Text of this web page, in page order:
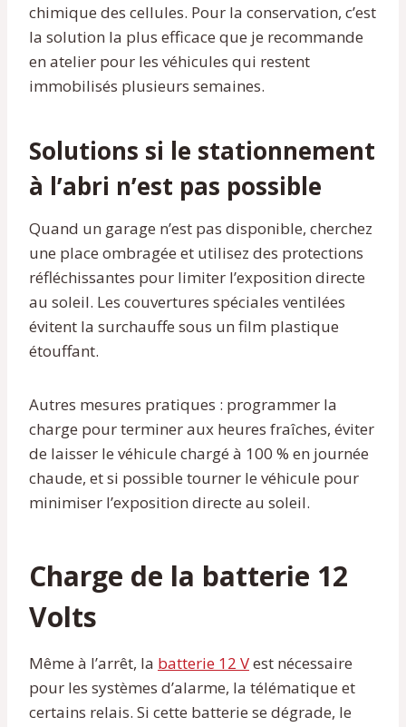
chimique des cellules. Pour la conservation, c’est
la solution la plus efficace que je recommande
en atelier pour les véhicules qui restent
immobilisés plusieurs semaines.
Solutions si le stationnement
à l’abri n’est pas possible
Quand un garage n’est pas disponible, cherchez
une place ombragée et utilisez des protections
réfléchissantes pour limiter l’exposition directe
au soleil. Les couvertures spéciales ventilées
évitent la surchauffe sous un film plastique
étouffant.
Autres mesures pratiques : programmer la
charge pour terminer aux heures fraîches, éviter
de laisser le véhicule chargé à 100 % en journée
chaude, et si possible tourner le véhicule pour
minimiser l’exposition directe au soleil.
Charge de la batterie 12
Volts
Même à l’arrêt, la batterie 12 Vest nécessaire
pour les systèmes d’alarme, la télématique et
certains relais. Si cette batterie se dégrade, le